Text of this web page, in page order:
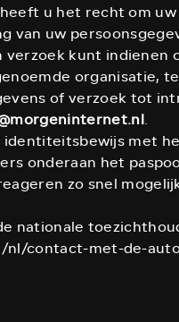
u het recht om
van uw
kunt indienen
organisatie,
of verzoek tot
.
identiteitsbewijs met
onderaan het
zo snel
nationale
nl/contact-met-de-